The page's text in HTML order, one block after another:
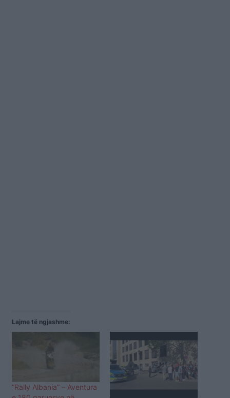
Lajme të ngjashme:
“Rally Albania” – Aventura